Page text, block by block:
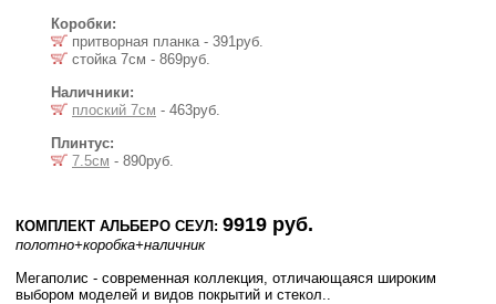
Коробки:
притворная планка - 391руб.
стойка 7см - 869руб.
Наличники:
плоский 7см - 463руб.
Плинтус:
7.5см - 890руб.
КОМПЛЕКТ АЛЬБЕРО СЕУЛ: 9919 руб.
полотно+коробка+наличник
Мегаполис - современная коллекция, отличающаяся широким
выбором моделей и видов покрытий и стекол..